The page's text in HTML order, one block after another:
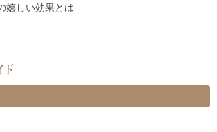
嬉しい効果とは